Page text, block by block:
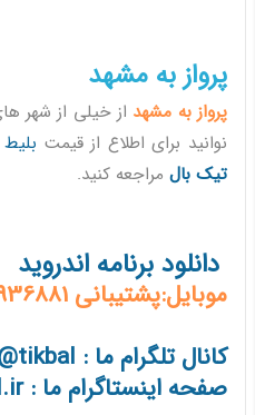
پرواز به مشهد
پرواز به مشهد از خیلی از شهر
نوانید برای اطلاع از قیمت
تیک بال مراجعه کنید.
دانلود برنامه اندروید
موبایل:پشتیبانی 09120936881
کانال تلگرام ما : tikbal@
صفحه اینستاگرام ما : tikbal.ir@